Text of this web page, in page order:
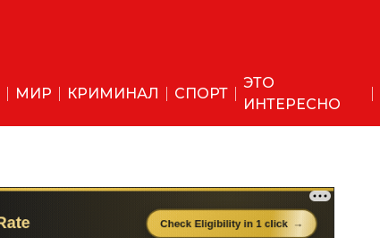
МИР КРИМИНАЛ СПОРТ
ЭТО
ИНТЕРЕСНО